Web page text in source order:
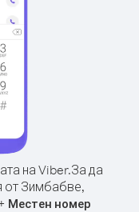
на Viber.За да
от Зимбабве,
Местен номер